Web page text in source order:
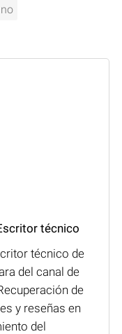
técnico
técnico de
del canal de
de
y reseñas en
del